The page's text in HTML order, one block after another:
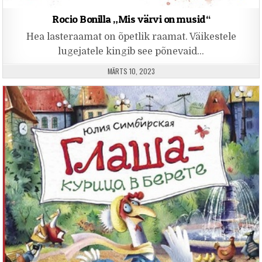
Rocio Bonilla „Mis värvi on musid“
Hea lasteraamat on õpetlik raamat. Väikestele
lugejatele kingib see põnevaid…
PUBLISHED DATE:
MÄRTS 10, 2023